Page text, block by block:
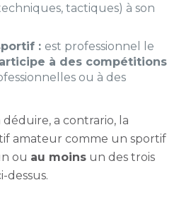
tactiques) à son
: est professionnel le
à des compétitions
ou à des
déduire, a contrario, la
amateur comme un sportif
ou au moinsun des trois
dessus.